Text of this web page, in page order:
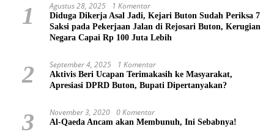
1 Agustus 28, 2025 1 Komentar
Diduga Dikerja Asal Jadi, Kejari Buton Sudah Periksa 7
Saksi pada Pekerjaan Jalan di Rejosari Buton, Kerugian
Negara Capai Rp 100 Juta Lebih
2 September 4, 2025 1 Komentar
Aktivis Beri Ucapan Terimakasih ke Masyarakat,
Apresiasi DPRD Buton, Bupati Dipertanyakan?
3 November 3, 2020 0 Komentar
Al-Qaeda Ancam akan Membunuh, Ini Sebabnya!